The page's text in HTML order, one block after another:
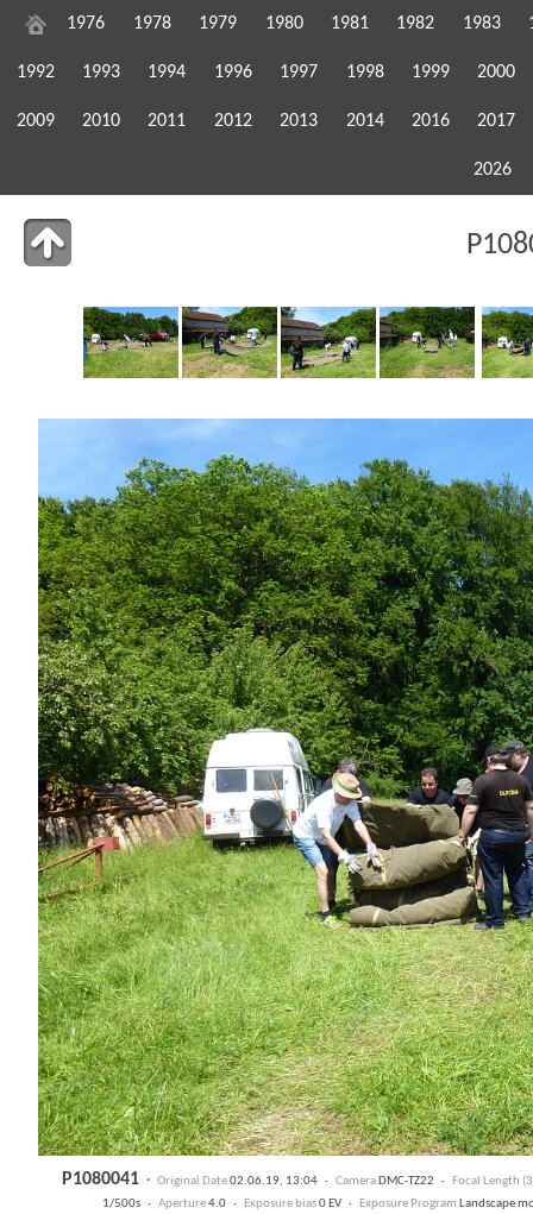
1976 1978 1979 1980 1981 1982 1983
1992 1993 1994 1996 1997 1998 1999 2000
2009 2010 2011 2012 2013 2014 2016 2017
2026
P1080041 · Original Date02.06.19, 13:04 · CameraDMC-TZ22 · Focal Length
1/500s · Aperture4.0 · Exposure bias0 EV · Exposure Program Landscape